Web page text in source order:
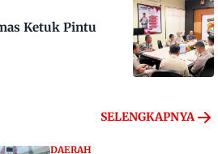
Ketuk Pintu
SELENGKAPNYA
DAERAH